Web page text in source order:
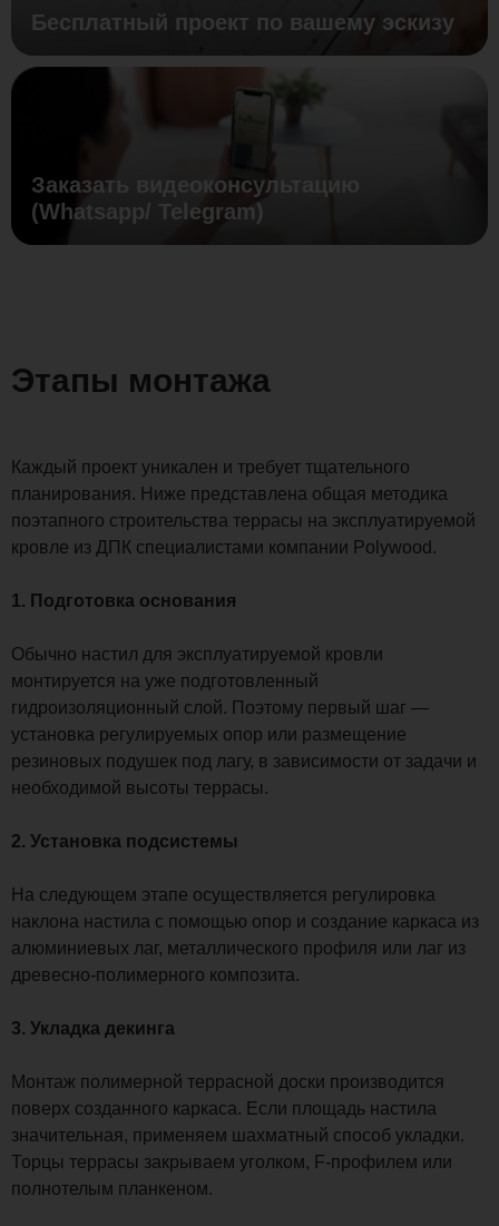
Бесплатный проект по вашему эскизу
Заказать видеоконсультацию
(Whatsapp/ Telegram)
Этапы монтажа
Каждый проект уникален и требует тщательного
планирования. Ниже представлена общая методика
поэтапного строительства террасы на эксплуатируемой
кровле из ДПК специалистами компании Polywood.
1. Подготовка основания
Обычно настил для эксплуатируемой кровли
монтируется на уже подготовленный
гидроизоляционный слой. Поэтому первый шаг —
установка регулируемых опор или размещение
резиновых подушек под лагу, в зависимости от задачи и
необходимой высоты террасы.
2. Установка подсистемы
На следующем этапе осуществляется регулировка
наклона настила с помощью опор и создание каркаса из
алюминиевых лаг, металлического профиля или лаг из
древесно-полимерного композита.
3. Укладка декинга
Монтаж полимерной террасной доски производится
поверх созданного каркаса. Если площадь настила
значительная, применяем шахматный способ укладки.
Торцы террасы закрываем уголком, F-профилем или
полнотелым планкеном.